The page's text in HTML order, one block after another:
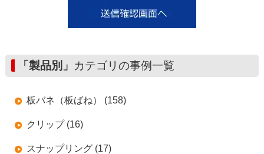
「製品別」 カテゴリの事例一覧
板バネ（板ばね） (158)
クリップ (16)
スナップリング (17)